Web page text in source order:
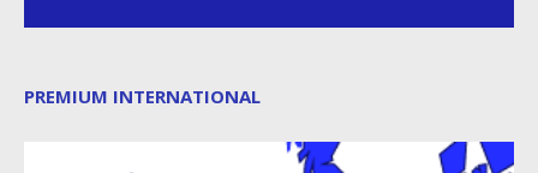
PREMIUM INTERNATIONAL